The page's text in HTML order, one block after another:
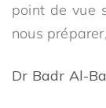
point de vue
nous
Dr Badr Al-